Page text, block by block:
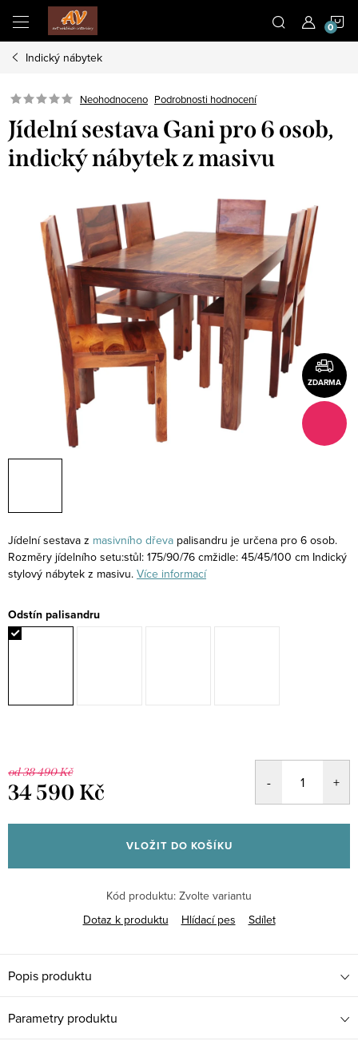
obsah
Indický nábytek
Neohodnoceno Podrobnosti hodnocení
Jídelní sestava Gani pro 6 osob,
indický nábytek z masivu
ZDARMA
Jídelní sestava z masivního dřeva palisandru je určena pro 6 osob.
Rozměry jídelního setu:stůl: 175/90/76 cmžidle: 45/45/100 cm Indický
stylový nábytek z masivu. Více informací
Odstín palisandru
od 38 490 Kč
34 590 Kč
cena:
VLOŽIT DO KOŠÍKU
Kód produktu: Zvolte variantu
Dotaz k produktu
Hlídací pes Sdílet
Popis produktu
Parametry produktu